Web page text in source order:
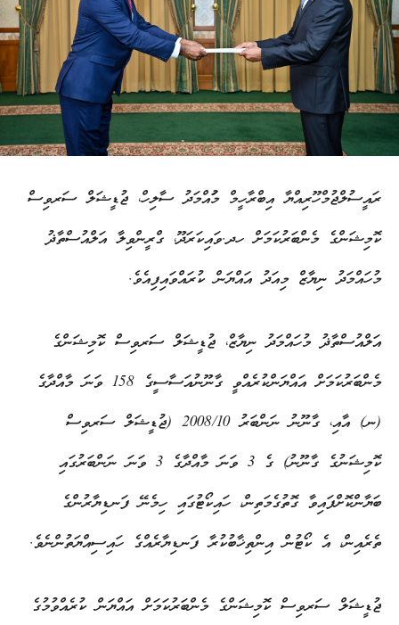
ރައީސުލްޖުމްހޫރިއްޔާ އިބްރާހީމް މުައްމަދު ސާލިހް، ޖުޑީޝަލް ސަރވިސް
ކޮމިޝަންގެ މެންބަރުކަމަށް ހދ.ވައިކަރަދޫ، ގްރީންވިލާ އަލްއުސްތާޛު
މުހައްމަދު ނިޔާޒް މިއަދު އައްޔަން ކުރައްވައިފިއެވެ.
އަލްއުސްތާޛު މުހައްމަދު ނިޔާޒް، ޖުޑީޝަލް ސަރވިސް ކޮމިޝަންގެ
މެންބަރުކަމަށް އައްޔަންކުރެއްވީ ގާނޫނުއަސާސީގެ 158 ވަނަ މާއްދާގެ
(ނ) އާއި، ގާނޫނު ނަންބަރު 2008/10 (ޖުޑީޝަލް ސަރވިސް
ކޮމިޝަނުގެ ގާނޫނު) ގެ 3 ވަނަ މާއްދާގެ 3 ވަނަ ނަންބަރުގައި
ބަޔާންކޮށްފައިވާ ގޮތުގެމަތިން، ހައިކޯޓުގައި ހިމެނޭ ފަނޑިޔާރުންގެ
ތެރެއިން، އެ ކޯޓުން އިންތިޚާބުކުރާ ފަނޑިޔާރެއްގެ ހައިސިއްޔަތުންނެވެ.
ޖުޑީޝަލް ސަރވިސް ކޮމިޝަންގެ މެންބަރުކަމަށް އައްޔަން ކުރެއްވުމުގެ